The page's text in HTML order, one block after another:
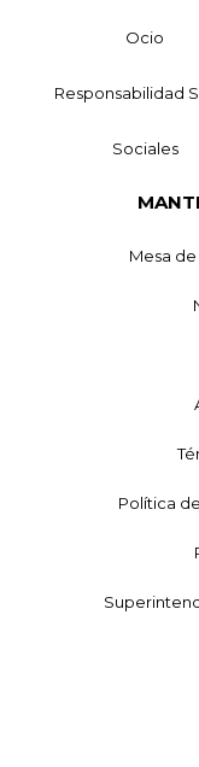
Ocio
Responsabilidad
Sociales
Mesa
Política